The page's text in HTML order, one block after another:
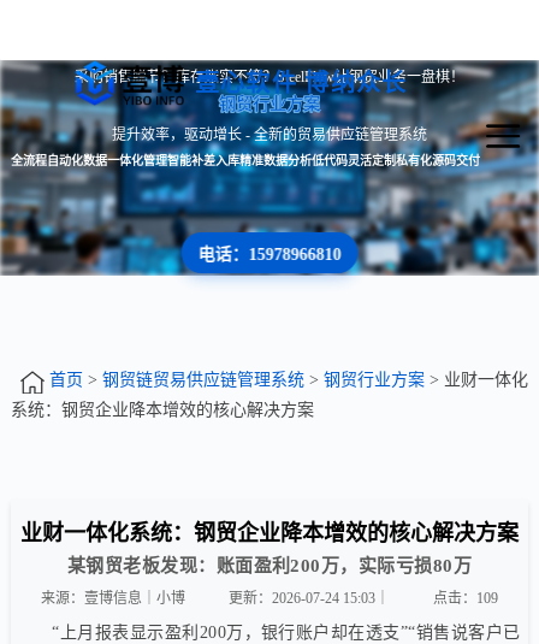
壹心软件 博纳众长
采购销售脱节？库存账实不符？SteelFlow让钢贸业务一盘棋！
钢贸行业方案
提升效率，驱动增长 - 全新的贸易供应链管理系统
全流程自动化数据一体化管理智能补差入库精准数据分析低代码灵活定制私有化源码交付
电话：15978966810
首页 > 钢贸链贸易供应链管理系统> 钢贸行业方案> 业财一体化
系统：钢贸企业降本增效的核心解决方案
业财一体化系统：钢贸企业降本增效的核心解决方案
某钢贸老板发现：账面盈利200万，实际亏损80万
来源：壹博信息｜小博 更新：2026-07-24 15:03｜ 点击： 109
“上月报表显示盈利200万，银行账户却在透支”“销售说客户已